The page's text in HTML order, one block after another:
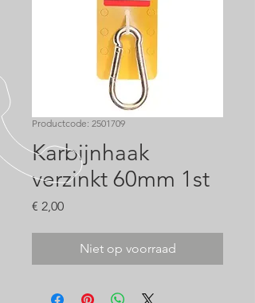
Productcode: 2501709
Karbijnhaak
verzinkt 60mm 1st
€ 2,00Prijs
Niet op voorraad